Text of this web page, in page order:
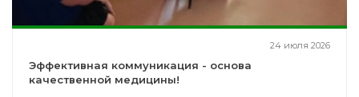
24 июля 2026
Эффективная коммуникация - основа
качественной медицины!